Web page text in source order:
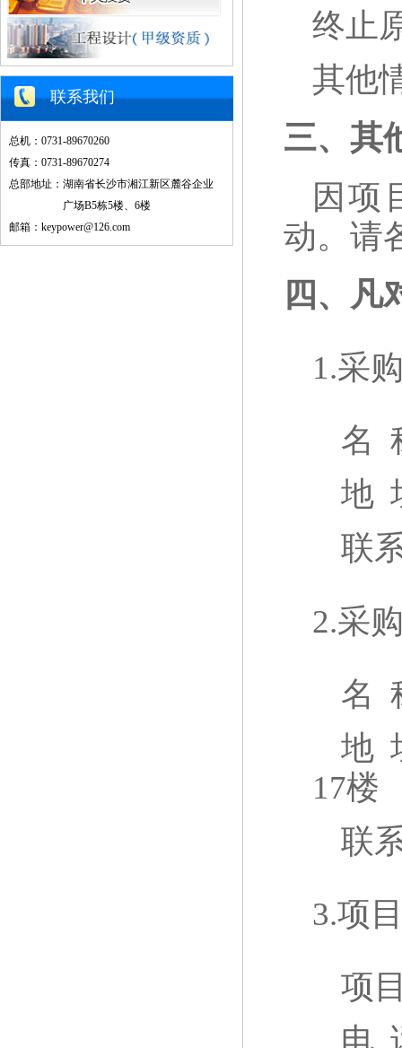
联系我们
总机：0731-89670260
传真：0731-89670274
总部地址：湖南省长沙市湘江新区麓谷企业
广场B5栋5楼、6楼
邮箱：keypower@126.com
终止
其他
三、其
因项
动。请
四、凡
1.采
名
地
联
2.采
名
地
17楼
联
3.项
项